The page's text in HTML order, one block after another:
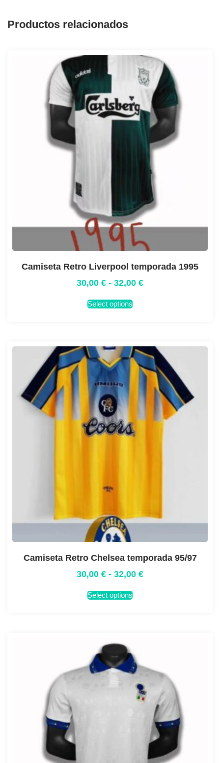
Productos relacionados
Camiseta Retro Liverpool temporada 1995
30,00 € - 32,00 €
Select options
Camiseta Retro Chelsea temporada 95/97
30,00 € - 32,00 €
Select options